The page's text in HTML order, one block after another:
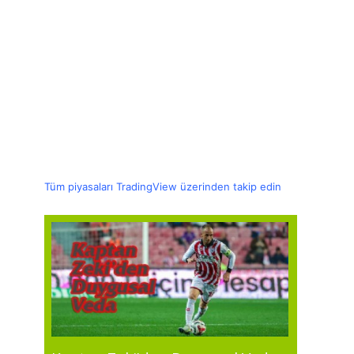
Tüm piyasaları TradingView üzerinden takip edin